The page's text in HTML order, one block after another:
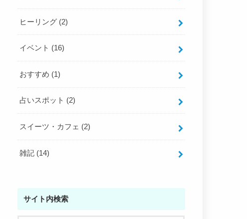
ヒーリング (2)
イベント (16)
おすすめ (1)
占いスポット (2)
スイーツ・カフェ (2)
雑記 (14)
サイト内検索